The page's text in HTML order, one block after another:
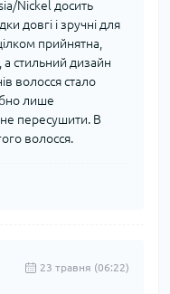
Nickel досить
довгі і зручні для
прийнятна,
стильний дизайн
волосся стало
лише
пересушити. В
волосся.
23 травня (06:22)